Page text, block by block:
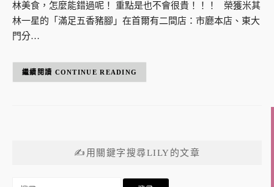
林美食，怎麼能錯過呢！ 重點是也不會很貴！！！ 榮獲米其
林一星的「滿足五香豬腳」在首爾有二間店：市廳本店、東大
門分…
CONTINUE READING
✍用關鍵字搜尋LILY的文章